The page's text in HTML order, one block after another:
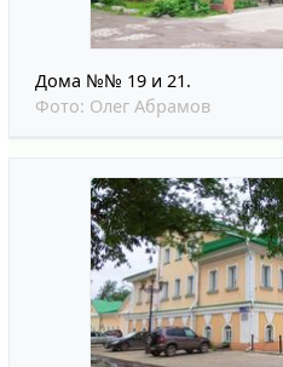
Дома №№ 19 и 21.
Фото: Олег Абрамов